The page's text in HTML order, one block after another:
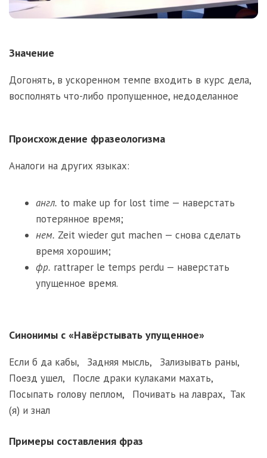
Значение
Догонять, в ускоренном темпе входить в курс дела,
восполнять что-либо пропущенное, недоделанное
Происхождение фразеологизма
Аналоги на других языках:
англ. to make up for lost time — наверстать
потерянное время;
нем. Zeit wieder gut machen — снова сделать
время хорошим;
фр. rattraper le temps perdu — наверстать
упущенное время.
Синонимы с «Навёрстывать упущенное»
Если б да кабы, Задняя мысль, Зализывать раны,
Поезд ушел, После драки кулаками махать,
Посыпать голову пеплом, Почивать на лаврах, Так
(я) и знал
Примеры составления фраз